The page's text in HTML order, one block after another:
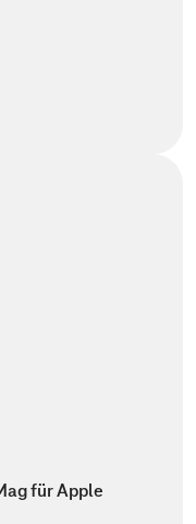
für Apple